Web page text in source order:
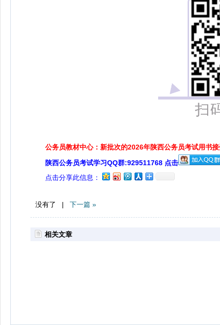
扫
公务员教材中心：新批次的2026年陕西公务员考试用书
陕西公务员考试学习QQ群:929511768 点击
点击分享此信息：
没有了 | 下一篇 »
相关文章